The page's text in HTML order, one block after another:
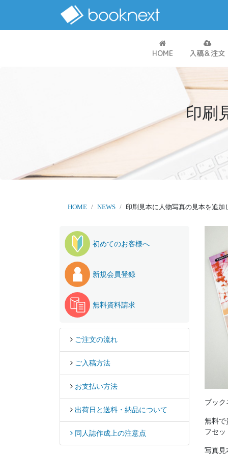
HOME 入稿＆注文
印刷
HOME NEWS 印刷見本に人物写真の見本を追加
ブック
無料で
フセッ
写真見
初めてのお客様へ
新規会員登録
無料資料請求
ご注文の流れ
ご入稿方法
お支払い方法
出荷日と送料・納品について
同人誌作成上の注意点